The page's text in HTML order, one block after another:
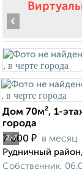
2/7
‹
Дом 70м², 1-
города
7 000 ₽ в месяц
Рудничный
Собственник,